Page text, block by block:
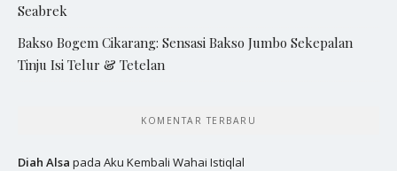
Seabrek
Bakso Bogem Cikarang: Sensasi Bakso Jumbo Sekepalan
Tinju Isi Telur & Tetelan
KOMENTAR TERBARU
Diah Alsa pada Aku Kembali Wahai Istiqlal